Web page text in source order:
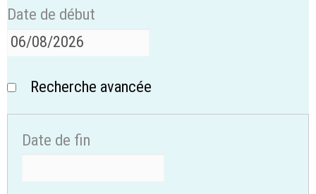
Date de début
Recherche avancée
Date de fin